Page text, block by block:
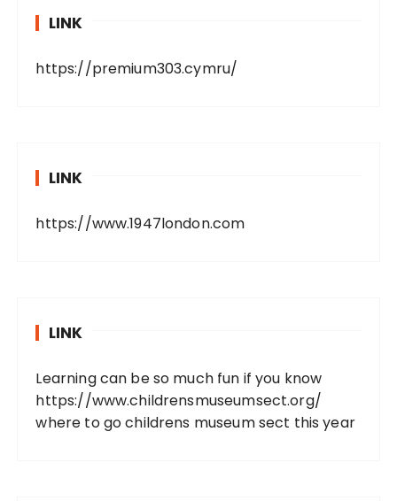
LINK
https://premium303.cymru/
LINK
https://www.1947london.com
LINK
Learning can be so much fun if you know
https://www.childrensmuseumsect.org/
where to go childrens museum sect this year